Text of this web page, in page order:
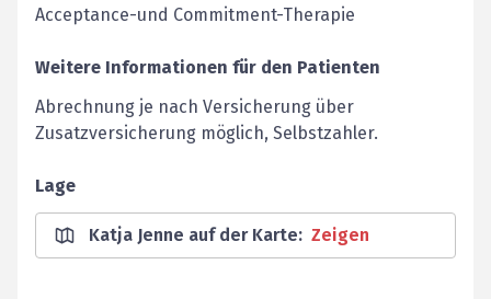
Acceptance-und Commitment-Therapie
Weitere Informationen für den Patienten
Abrechnung je nach Versicherung über
Zusatzversicherung möglich, Selbstzahler.
Lage
Katja Jenne auf der Karte: Zeigen